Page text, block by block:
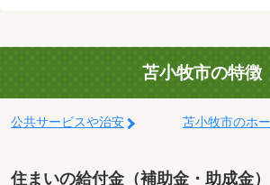
苫小牧市の特徴
公共サービスや治安 苫小牧市のホ
住まいの給付金（補助金・助成金）